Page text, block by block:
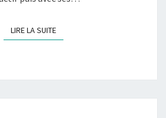
LIRE LA SUITELIRE LA SUITE